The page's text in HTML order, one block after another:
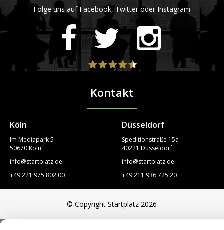
Folge uns auf Facebook, Twitter oder Instagram
STARTPLATZ
420Bewertungen auf ProvenExpert.com
Kontakt
Köln
Im Mediapark 5
50670 Köln
info@startplatz.de
+49 221 975 802 00
Düsseldorf
Speditionstraße 15a
40221 Düsseldorf
info@startplatz.de
+49 211 936 725 20
© Copyright Startplatz 2026